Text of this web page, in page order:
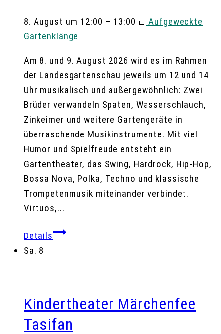
8. August um 12:00 – 13:00
Aufgeweckte
Gartenklänge
Am 8. und 9. August 2026 wird es im Rahmen
der Landesgartenschau jeweils um 12 und 14
Uhr musikalisch und außergewöhnlich: Zwei
Brüder verwandeln Spaten, Wasserschlauch,
Zinkeimer und weitere Gartengeräte in
überraschende Musikinstrumente. Mit viel
Humor und Spielfreude entsteht ein
Gartentheater, das Swing, Hardrock, Hip-Hop,
Bossa Nova, Polka, Techno und klassische
Trompetenmusik miteinander verbindet.
Virtuos,...
Details
Sa. 8
Kindertheater Märchenfee
Tasifan